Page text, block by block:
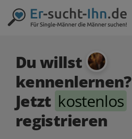
Du willst
kennenlernen?
Jetzt kostenlos
registrieren